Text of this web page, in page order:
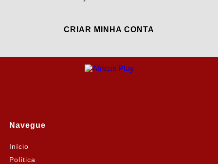
CRIAR MINHA CONTA
Navegue
Início
Política